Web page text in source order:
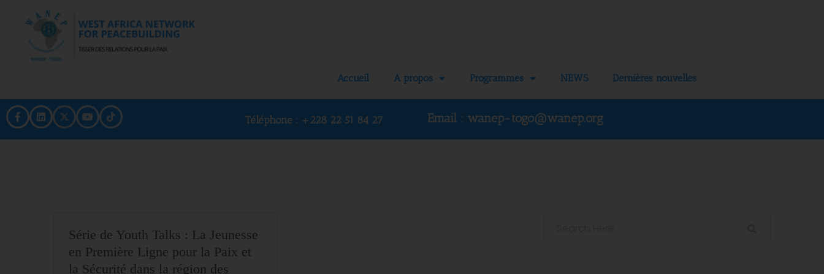
Accueil A propos Programmes NEWS Dernières nouvelles
Téléphone : +228 22 51 84 27 Email : wanep-togo@wanep.org
Série de Youth Talks : La Jeunesse
en Première Ligne pour la Paix et
la Sécurité dans la région des